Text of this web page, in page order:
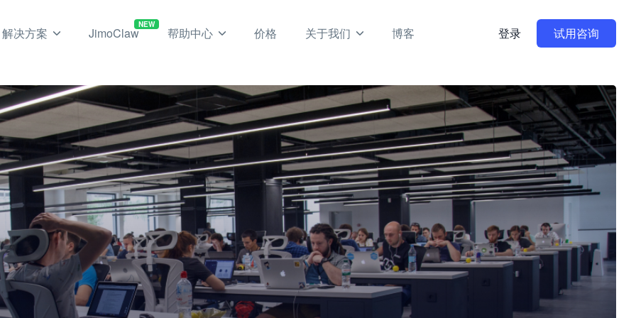
解决方案 JimoClaw
NEW
帮助中心 价格 关于我们 博客 登录 试用咨询